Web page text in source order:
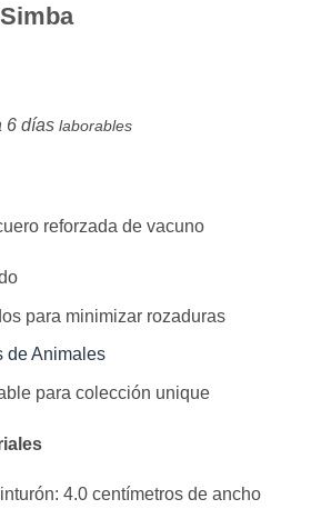
6 días laborables
reforzada de vacuno
para minimizar rozaduras
de Animales
para colección unique
4.0 centímetros de ancho